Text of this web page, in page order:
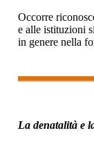
Occorre
e alle istituzioni
in genere nella
La denatalità e